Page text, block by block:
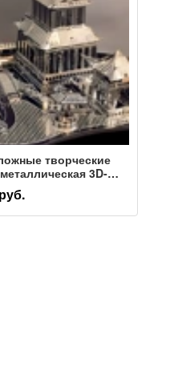
творческие
3D-
новое мастерство